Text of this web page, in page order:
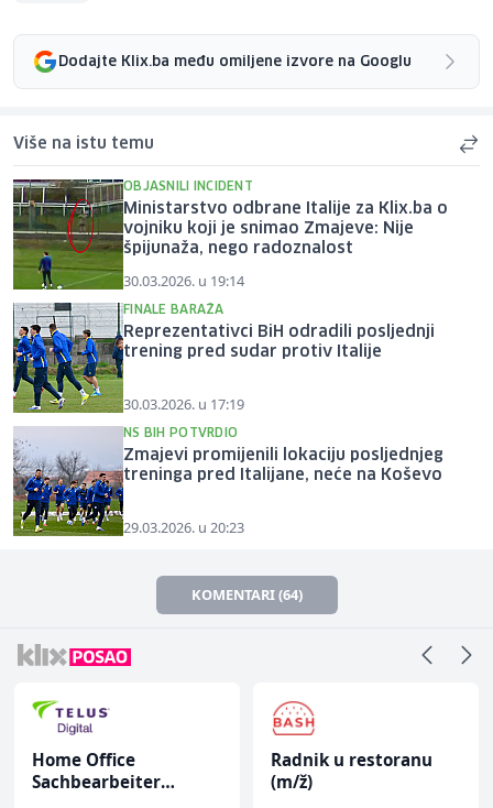
Dodajte Klix.ba među omiljene izvore na Googlu
Više na istu temu
OBJASNILI INCIDENT
Ministarstvo odbrane Italije za Klix.ba o
vojniku koji je snimao Zmajeve: Nije
špijunaža, nego radoznalost
30.03.2026. u 19:14
FINALE BARAŽA
Reprezentativci BiH odradili posljednji
trening pred sudar protiv Italije
30.03.2026. u 17:19
NS BIH POTVRDIO
Zmajevi promijenili lokaciju posljednjeg
treninga pred Italijane, neće na Koševo
29.03.2026. u 20:23
KOMENTARI (64)
Home Office
Sachbearbeiter
Radnik u restoranu
(m/ž)